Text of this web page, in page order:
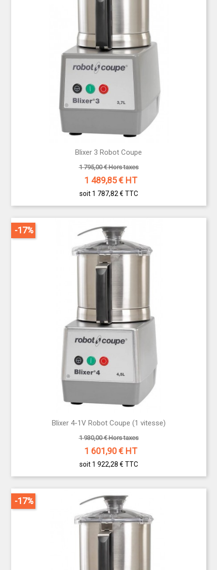
Blixer 3 Robot Coupe
1 795,00 € Hors taxes
1 489,85€ HT
soit 1 787,82 € TTC
Blixer 4-1V Robot Coupe (1 vitesse)
1 930,00 € Hors taxes
1 601,90€ HT
soit 1 922,28 € TTC
-17%
-17%